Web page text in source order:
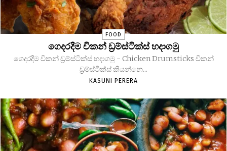
FOOD
ගෙදරදීම චිකන් ඩ්‍රම්ස්ටික්ස් හදාගමු
ගෙදරදීම චිකන් ඩ්‍රම්ස්ටික්ස් හදාගමු - Chicken Drumsticks චිකන්
ඩ්‍රම්ස්ටික්ස් කියන්නෙ...
KASUNI PERERA